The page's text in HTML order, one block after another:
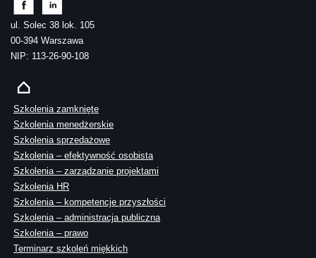
ul. Solec 38 lok. 105
00-394 Warszawa
NIP: 113-26-90-108
Szkolenia zamknięte
Szkolenia menedżerskie
Szkolenia sprzedażowe
Szkolenia – efektywność osobista
Szkolenia – zarządzanie projektami
Szkolenia HR
Szkolenia – kompetencje przyszłości
Szkolenia – administracja publiczna
Szkolenia – prawo
Terminarz szkoleń miękkich